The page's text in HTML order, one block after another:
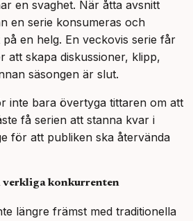
en svaghet. När åtta avsnitt
en serie konsumeras och
en helg. En veckovis serie får
att skapa diskussioner, klipp,
säsongen är slut.
inte bara övertyga tittaren om att
få serien att stanna kvar i
för att publiken ska återvända
verkliga konkurrenten
längre främst med traditionella